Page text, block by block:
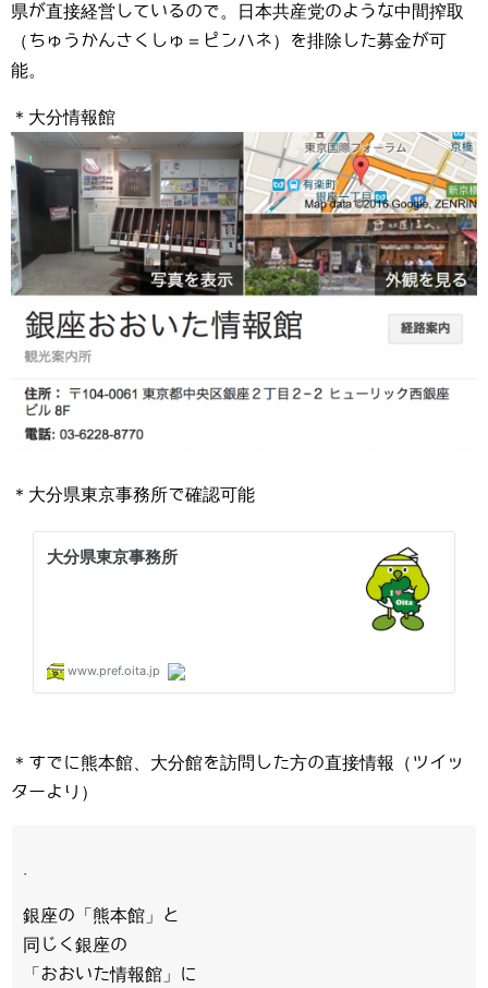
県が直接経営しているので。日本共産党のような中間搾取
（ちゅうかんさくしゅ＝ピンハネ）を排除した募金が可
能。
＊大分情報館
＊大分県東京事務所で確認可能
＊すでに熊本館、大分館を訪問した方の直接情報（ツイッ
ターより）
銀座の「熊本館」と
同じく銀座の
「おおいた情報館」に